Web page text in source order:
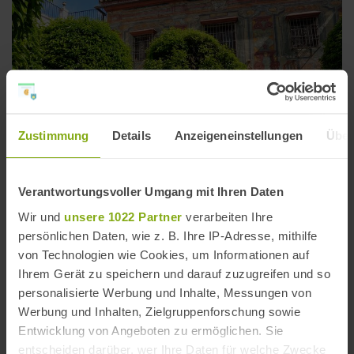
Zustimmung Details Anzeigeneinstellungen
Verantwortungsvoller Umgang mit Ihren Daten
Wir und unsere 1022 Partner verarbeiten Ihre
persönlichen Daten, wie z. B. Ihre IP-Adresse, mithilfe
von Technologien wie Cookies, um Informationen auf
Ihrem Gerät zu speichern und darauf zuzugreifen und so
personalisierte Werbung und Inhalte, Messungen von
Werbung und Inhalten, Zielgruppenforschung sowie
Entwicklung von Angeboten zu ermöglichen. Sie
entscheiden darüber, wer Ihre Daten für welche Zwecke
Museum Julio Romero de Torres in Córdoba
Entfernung: 1,15 km